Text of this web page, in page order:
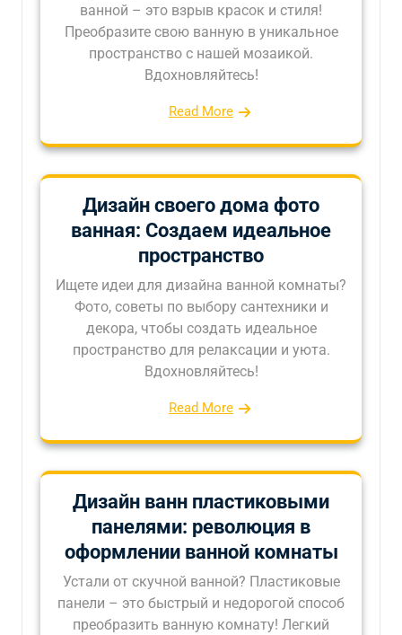
ванной – это взрыв красок и стиля!
Преобразите свою ванную в уникальное
пространство с нашей мозаикой.
Вдохновляйтесь!
Read More
Дизайн своего дома фото
ванная: Создаем идеальное
пространство
Ищете идеи для дизайна ванной комнаты?
Фото, советы по выбору сантехники и
декора, чтобы создать идеальное
пространство для релаксации и уюта.
Вдохновляйтесь!
Read More
Дизайн ванн пластиковыми
панелями: революция в
оформлении ванной комнаты
Устали от скучной ванной? Пластиковые
панели – это быстрый и недорогой способ
преобразить ванную комнату! Легкий